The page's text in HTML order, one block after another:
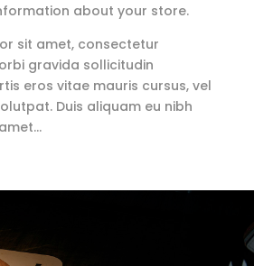
about your store.
sit amet, consectetur
gravida sollicitudin
eros vitae mauris cursus, vel
Duis aliquam eu nibh